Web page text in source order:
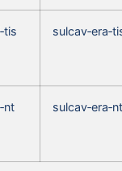
sulcav‑era‑nt